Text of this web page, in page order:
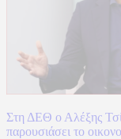
Στη ΔΕΘ ο Αλέξης
παρουσιάσει το